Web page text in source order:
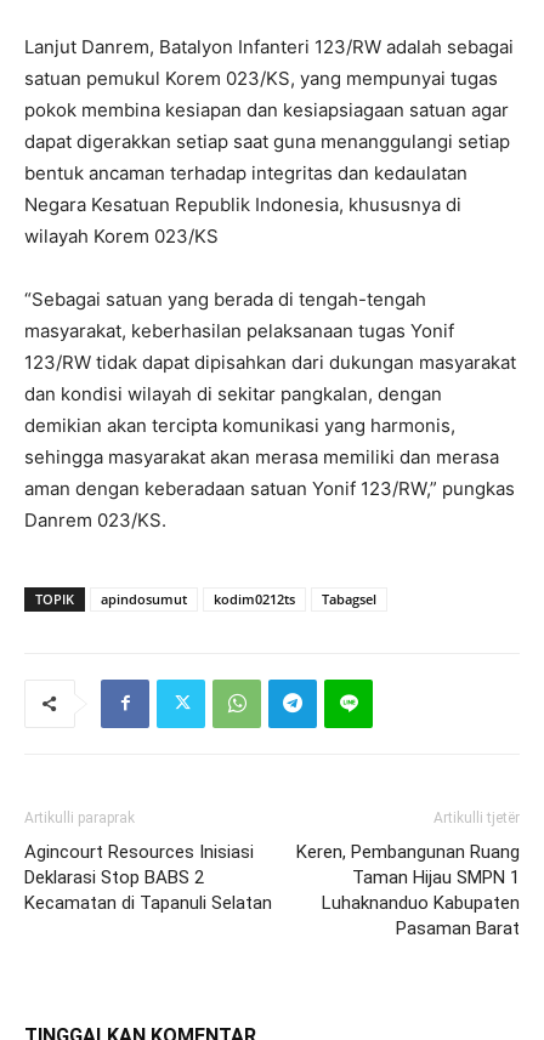
Lanjut Danrem, Batalyon Infanteri 123/RW adalah sebagai
satuan pemukul Korem 023/KS, yang mempunyai tugas
pokok membina kesiapan dan kesiapsiagaan satuan agar
dapat digerakkan setiap saat guna menanggulangi setiap
bentuk ancaman terhadap integritas dan kedaulatan
Negara Kesatuan Republik Indonesia, khususnya di
wilayah Korem 023/KS
“Sebagai satuan yang berada di tengah-tengah
masyarakat, keberhasilan pelaksanaan tugas Yonif
123/RW tidak dapat dipisahkan dari dukungan masyarakat
dan kondisi wilayah di sekitar pangkalan, dengan
demikian akan tercipta komunikasi yang harmonis,
sehingga masyarakat akan merasa memiliki dan merasa
aman dengan keberadaan satuan Yonif 123/RW,” pungkas
Danrem 023/KS.
TOPIK apindosumut kodim0212ts Tabagsel
Artikulli paraprak
Agincourt Resources Inisiasi
Deklarasi Stop BABS 2
Kecamatan di Tapanuli Selatan
Artikulli tjetër
Keren, Pembangunan Ruang
Taman Hijau SMPN 1
Luhaknanduo Kabupaten
Pasaman Barat